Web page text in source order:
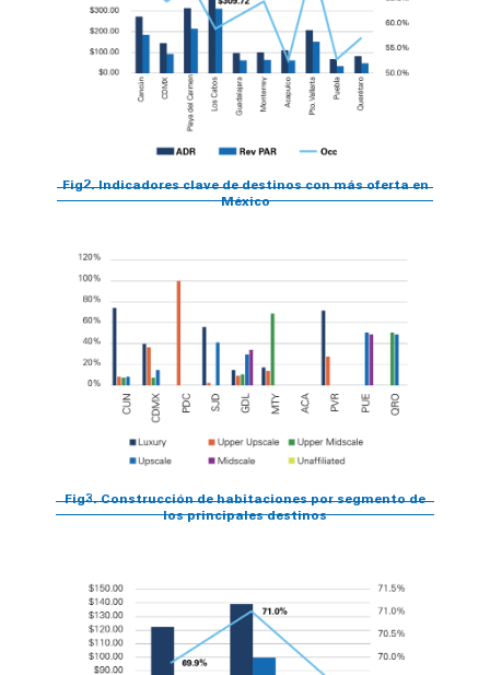
Fig2. Indicadores clave de destinos con más oferta en
México
Fig3. Construcción de habitaciones por segmento de
los principales destinos